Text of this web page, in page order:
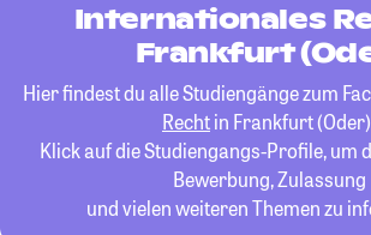
Internationales
Frankfurt
Hier findest du alle Studiengänge zum
Rechtin Frankfurt
Klick auf die Studiengangs-Profile, um
Bewerbung, Zulassung
und vielen weiteren Themen zu